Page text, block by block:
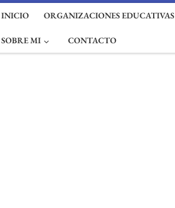
INICIO ORGANIZACIONES EDUCATIVAS
SOBRE MI CONTACTO